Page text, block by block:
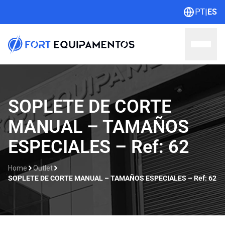
PT|ES
Home
Sobre nosotros
Líneas
Contacto
SOPLETE DE CORTE
MANUAL – TAMAÑOS
ESPECIALES – Ref: 62
Home
Outlet
SOPLETE DE CORTE MANUAL – TAMAÑOS ESPECIALES – Ref: 62